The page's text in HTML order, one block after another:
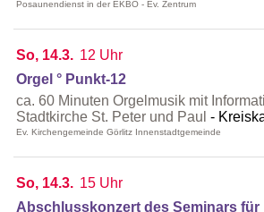
Posaunendienst in der EKBO - Ev. Zentrum
So, 14.3. 12 Uhr
Orgel ° Punkt-12
ca. 60 Minuten Orgelmusik mit
Stadtkirche St. Peter und Paul
Ev. Kirchengemeinde Görlitz Innenstadtgemeinde
So, 14.3. 15 Uhr
Abschlusskonzert des Seminars für